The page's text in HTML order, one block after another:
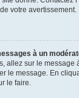
votre avertissement.
à un
allez sur le
le message. En
le faire.